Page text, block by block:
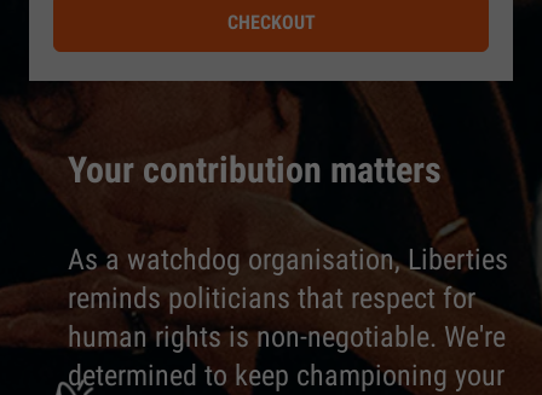
Your contribution matters
As a watchdog organisation, Liberties
reminds politicians that respect for
human rights is non-negotiable. We're
determined to keep championing your
CHECKOUT